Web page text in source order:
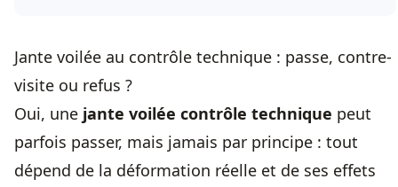
Jante voilée au contrôle technique : passe, contre-
visite ou refus ?
Oui, une jante voilée contrôle technique peut
parfois passer, mais jamais par principe : tout
dépend de la déformation réelle et de ses effets